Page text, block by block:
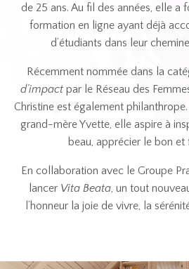
de 25 ans. Au fil des années, elle a
formation en ligne ayant déjà
d’étudiants dans leur
Récemment nommée dans la
d’impact par le Réseau des
Christine est également
grand-mère Yvette, elle aspire à
beau, apprécier le bon et
En collaboration avec le Groupe
lancer Vita Beata, un tout
l’honneur la joie de vivre, la